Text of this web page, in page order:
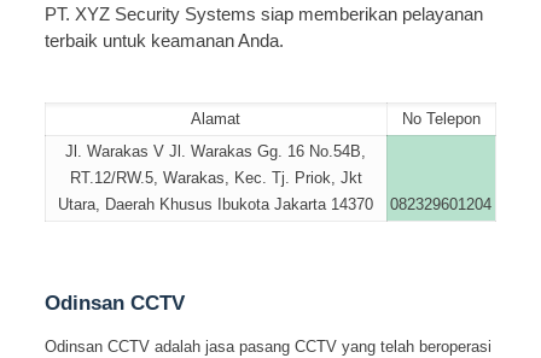
PT. XYZ Security Systems siap memberikan pelayanan
terbaik untuk keamanan Anda.
Alamat
No Telepon
Jl. Warakas V Jl. Warakas Gg. 16 No.54B,
RT.12/RW.5, Warakas, Kec. Tj. Priok, Jkt
Utara, Daerah Khusus Ibukota Jakarta 14370
082329601204
Odinsan CCTV
Odinsan CCTV adalah jasa pasang CCTV yang telah beroperasi